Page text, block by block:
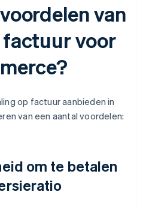
van
voor
op factuur aanbieden in
van een aantal voordelen:
om te betalen